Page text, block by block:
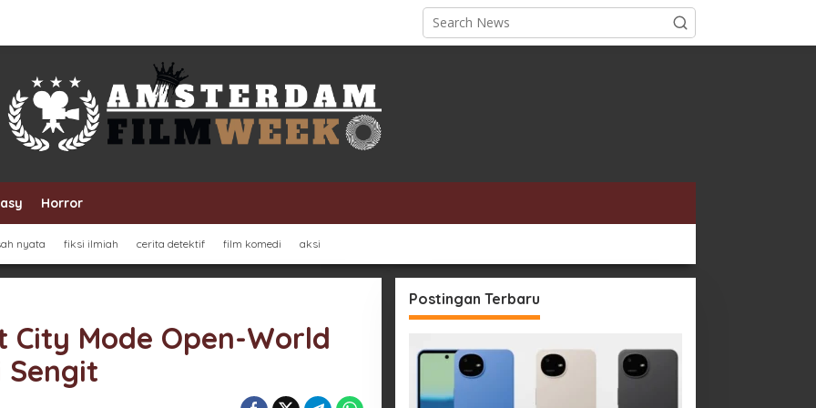
Horror
nyata fiksi ilmiah cerita detektif film komedi aksi
City Mode Open-World
Sengit
Postingan Terbaru